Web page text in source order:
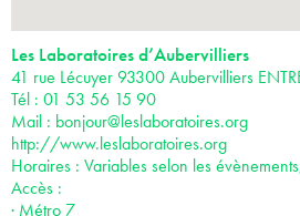
Les Laboratoires d’Aubervilliers
41 rue Lécuyer 93300 Aubervilliers
Tél : 01 53 56 15 90
Mail : bonjour@leslaboratoires.org
http://www.leslaboratoires.org
Horaires : Variables selon les
Accès :
· Métro 7